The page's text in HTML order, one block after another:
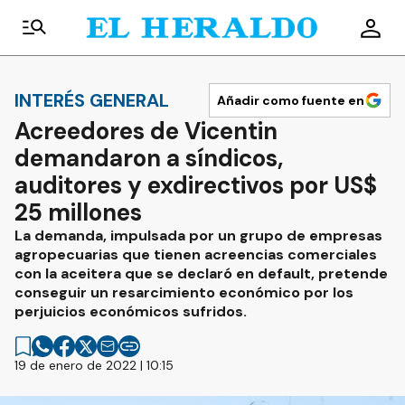
INTERÉS GENERAL Añadir como fuente en
Acreedores de Vicentin
demandaron a síndicos,
auditores y exdirectivos por US$
25 millones
La demanda, impulsada por un grupo de empresas
agropecuarias que tienen acreencias comerciales
con la aceitera que se declaró en default, pretende
conseguir un resarcimiento económico por los
perjuicios económicos sufridos.
19 de enero de 2022 | 10:15